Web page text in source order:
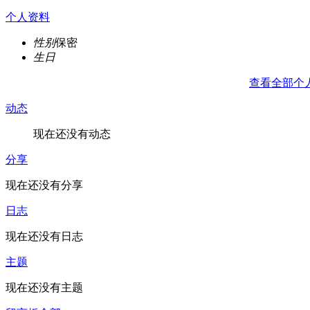
个人资料
性别保密
生日
查看全部个
动态
现在还没有动态
分享
现在还没有分享
日志
现在还没有日志
主题
现在还没有主题